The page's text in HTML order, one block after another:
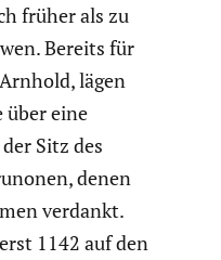
früher als zu
Bereits für
lägen
über eine
Sitz des
denen
verdankt.
1142 auf den